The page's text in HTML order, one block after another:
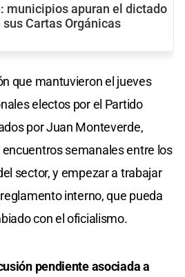
municipios apuran el dictado
sus Cartas Orgánicas
que mantuvieron el jueves
electos por el Partido
por Juan Monteverde,
semanales entre los
sector, y empezar a trabajar
interno, que pueda
con el oficialismo.
pendiente asociada a